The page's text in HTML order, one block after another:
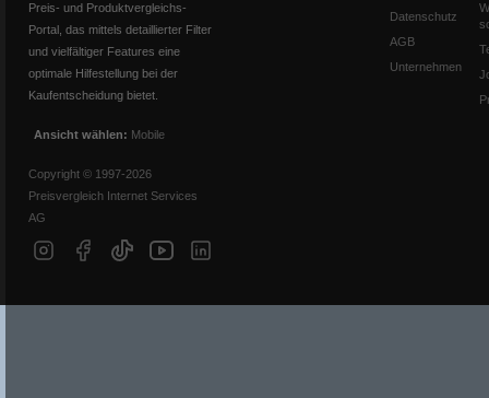
Preis- und Produktvergleichs-
Portal, das mittels detaillierter Filter
und vielfältiger Features eine
optimale Hilfestellung bei der
Kaufentscheidung bietet.
Ansicht wählen: Mobile
Copyright © 1997-2026
Preisvergleich Internet Services
AG
Datenschutz
AGB
Unternehmen